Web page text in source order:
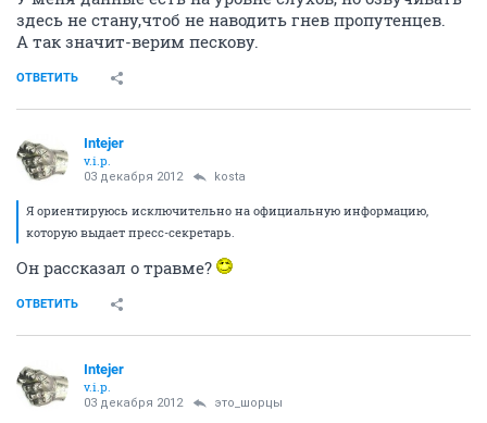
здесь не стану,чтоб не наводить гнев пропутенцев.
А так значит-верим пескову.
ОТВЕТИТЬ
Intejer
v.i.p.
03 декабря 2012 kosta
Я ориентируюсь исключительно на официальную информацию,
которую выдает пресс-секретарь.
Он рассказал о травме?
ОТВЕТИТЬ
Intejer
v.i.p.
03 декабря 2012 это_шорцы